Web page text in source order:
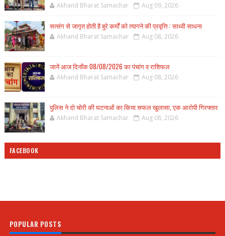
Akhand Bharat Samachar Aug 09, 2026
सत्संग से जागृत होती है बुरे कर्मों को त्यागने की प्रवृत्ति : साध्वी साधना
Akhand Bharat Samachar Aug 08, 2026
जानें आज दिनाँक 08/08/2026 का पंचांग व राशिफल
Akhand Bharat Samachar Aug 08, 2026
पुलिस ने दो चोरी की घटनाओं का किया सफल खुलासा, एक आरोपी गिरफ्तार
Akhand Bharat Samachar Aug 08, 2026
FACEBOOK
POPULAR POSTS